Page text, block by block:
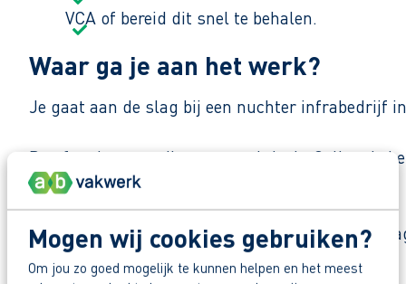
Mogen wij cookies gebruiken?
Om jou zo goed mogelijk te kunnen helpen en het meest
VCA of bereid dit snel te behalen.
Waar ga je aan het werk?
Je gaat aan de slag bij een nuchter infrabedrijf
De sfeer is open, direct en praktisch. Collega’s
Zo maak je werk van je toekomst
Reageer nu op deze vacature. Al binnen 1
Deel deze vacature: